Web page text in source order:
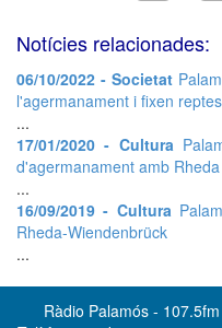
Notícies relacionades:
06/10/2022 - Societat
l'agermanament i fixen
...
17/01/2020 - Cultura
d'agermanament amb Rheda
...
16/09/2019 - Cultura
Rheda-Wiendenbrück
...
Ràdio Palamós -